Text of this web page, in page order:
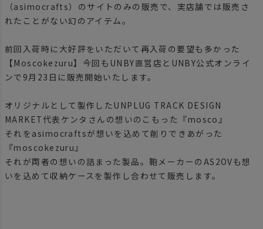
（asimocrafts）のサイトのみの販売で、実店舗では販売さ
れたことがない幻のアイテム。
前回入荷時に大好評をいただいて再入荷の要望も多かった
【Moscokezuru】今回もUNBY直営店とUNBY公式オンライ
ンで9月23日に販売開始いたします。
オリジナルとして製作したUNPLUG TRACK DESIGN
MARKET代表ケンタさんの想いのこもった『mosco』
それをasimocraftsが想いを込めて削りできあがった
『moscokezuru』
それが両者の想いの詰まった製品。鞄メーカーのAS2OVも想
いを込めて収納ケースを製作し合わせて販売します。